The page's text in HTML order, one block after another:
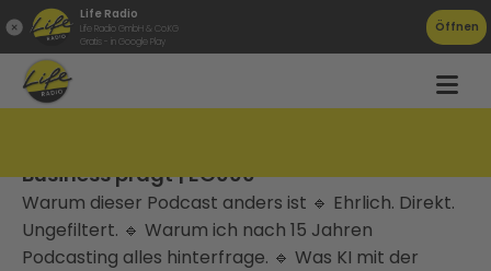
Life Radio
Life Radio GmbH & Co.KG
Gratis - in Google Play
Öffnen
Business prägt | EG000
Warum dieser Podcast anders ist 🔹 Ehrlich. Direkt.
Ungefiltert. 🔹 Warum ich nach 15 Jahren
Podcasting alles hinterfrage. 🔹 Was KI mit der